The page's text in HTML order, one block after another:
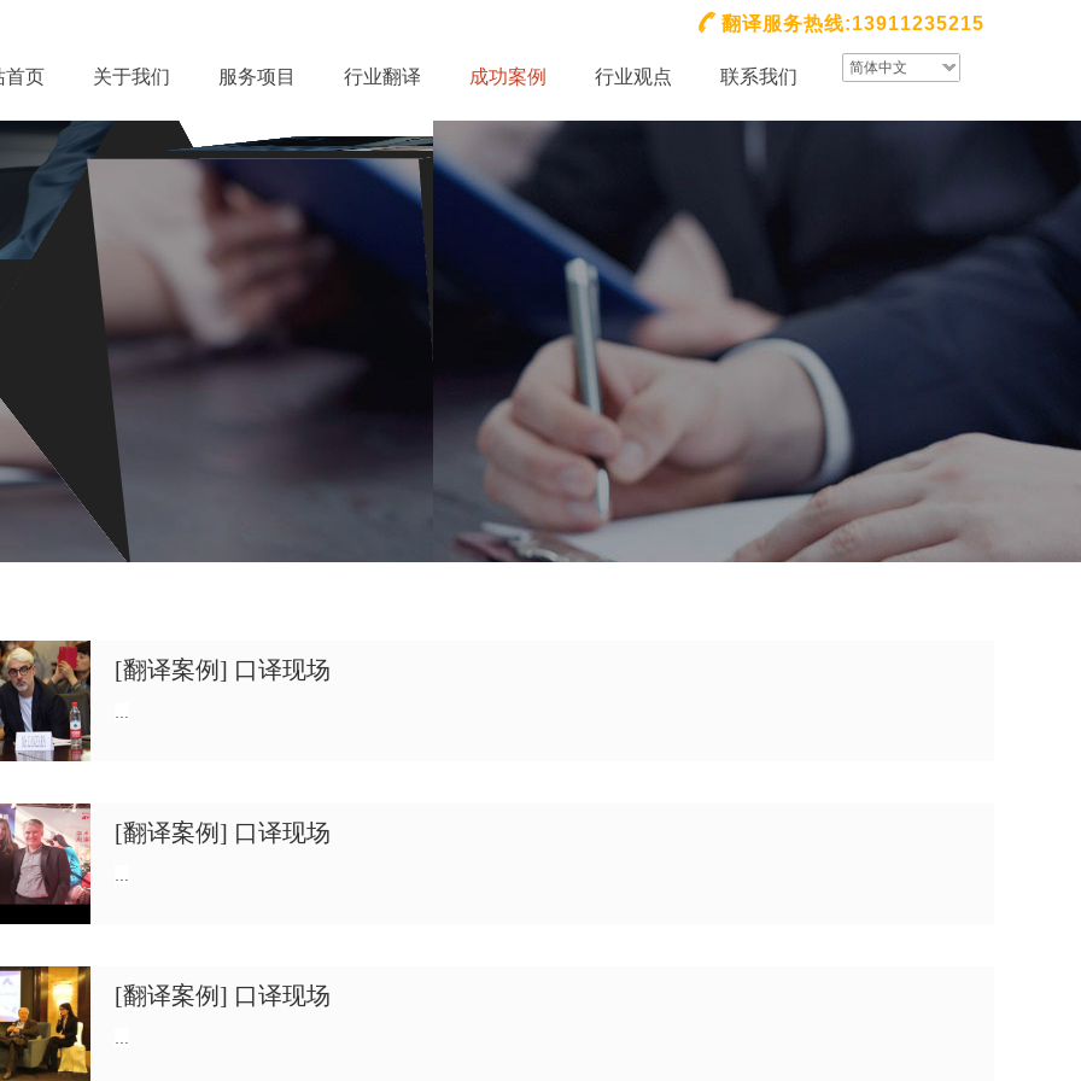
翻译服务热线:13911235215
首页 关于我们 服务项目 行业翻译 成功案例 行业观点 联系我们 简体中文
笔译、高级口译、特色翻译、设备租赁
携手佳音特 合作共赢
快速响应 / 精准匹配 / 多种语言 / 专业服务
一站式语言服务提供商
[翻译案例] 口译现场
[翻译案例] 口译现场
[翻译案例] 口译现场